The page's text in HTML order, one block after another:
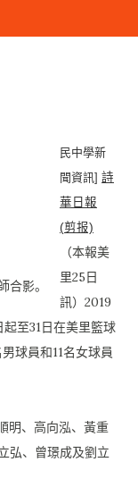
影。
民中學新
聞資訊] 詩
華日報
(剪报)
（本報美
里25日
訊） 2019
至31日在美里籃球
球員和11名女球員
、高向泓、 黃重
、 曾璟成及劉立